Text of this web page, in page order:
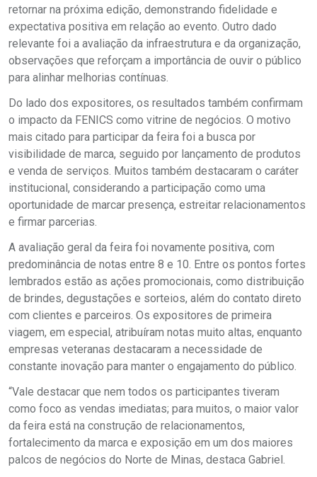
retornar na próxima edição, demonstrando fidelidade e
expectativa positiva em relação ao evento. Outro dado
relevante foi a avaliação da infraestrutura e da organização,
observações que reforçam a importância de ouvir o público
para alinhar melhorias contínuas.
Do lado dos expositores, os resultados também confirmam
o impacto da FENICS como vitrine de negócios. O motivo
mais citado para participar da feira foi a busca por
visibilidade de marca, seguido por lançamento de produtos
e venda de serviços. Muitos também destacaram o caráter
institucional, considerando a participação como uma
oportunidade de marcar presença, estreitar relacionamentos
e firmar parcerias.
A avaliação geral da feira foi novamente positiva, com
predominância de notas entre 8 e 10. Entre os pontos fortes
lembrados estão as ações promocionais, como distribuição
de brindes, degustações e sorteios, além do contato direto
com clientes e parceiros. Os expositores de primeira
viagem, em especial, atribuíram notas muito altas, enquanto
empresas veteranas destacaram a necessidade de
constante inovação para manter o engajamento do público.
“Vale destacar que nem todos os participantes tiveram
como foco as vendas imediatas; para muitos, o maior valor
da feira está na construção de relacionamentos,
fortalecimento da marca e exposição em um dos maiores
palcos de negócios do Norte de Minas, destaca Gabriel.